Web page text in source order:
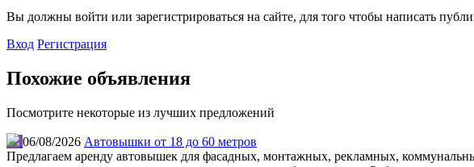
Вы должны войти или зарегистрироваться на сайте, для того чтобы написать
Вход Регистрация
Похожие объявления
Посмотрите некоторые из лучших предложений
06/08/2026 Автовышки от 18 до 60 метров
Предлагаем аренду автовышек для фасадных, монтажных, рекламных,